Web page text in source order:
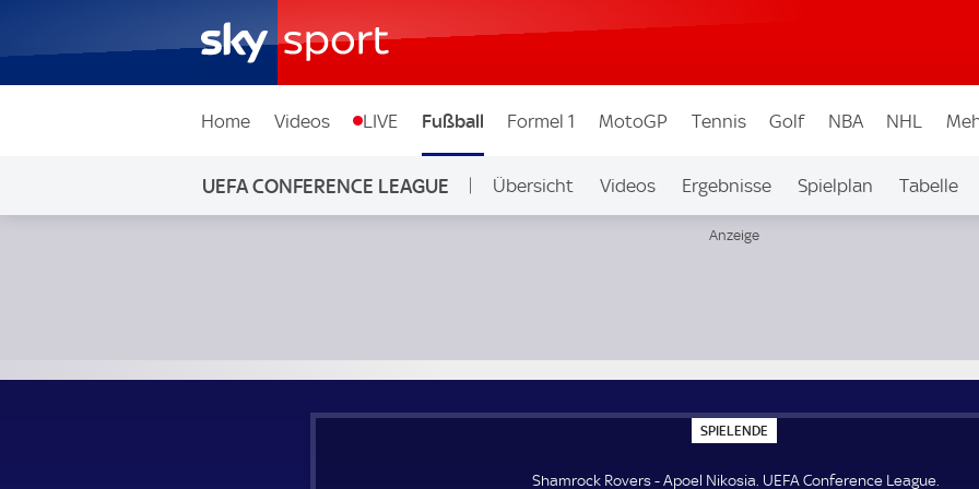
Home Videos LIVE Fußball Formel 1 MotoGP Tennis Golf NBA NHL
UEFA CONFERENCE LEAGUE Übersicht Videos Ergebnisse Spielplan Tabelle
SPIELENDE
P
E
Shamrock Rovers - Apoel Nikosia. UEFA Conference League.